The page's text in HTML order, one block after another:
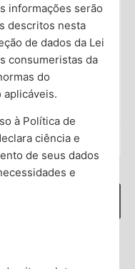
largamente
de vidas ao redor do
alívio com
informações serão
descritos nesta
de dados da Lei
consumeristas da
do
à Política de
ciência e
de seus dados
e